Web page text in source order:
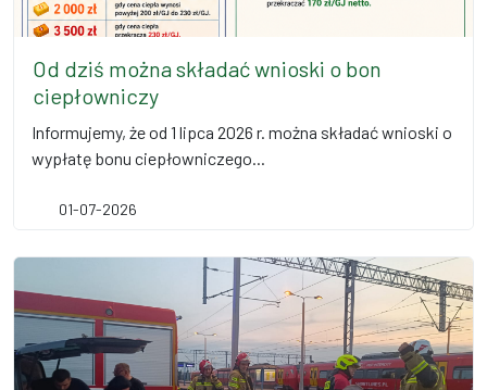
Od dziś można składać wnioski o bon
ciepłowniczy
Informujemy, że od 1 lipca 2026 r. można składać wnioski o
wypłatę bonu ciepłowniczego...
01-07-2026